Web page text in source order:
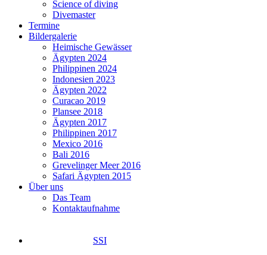
Science of diving
Divemaster
Termine
Bildergalerie
Heimische Gewässer
Ägypten 2024
Philippinen 2024
Indonesien 2023
Ägypten 2022
Curacao 2019
Plansee 2018
Ägypten 2017
Philippinen 2017
Mexico 2016
Bali 2016
Grevelinger Meer 2016
Safari Ägypten 2015
Über uns
Das Team
Kontaktaufnahme
SSI